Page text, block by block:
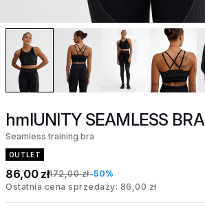
hmlUNITY SEAMLESS BRA
Seamless training bra
OUTLET
86,00 zł172,00 zł-50%
Ostatnia cena sprzedaży: 86,00 zł